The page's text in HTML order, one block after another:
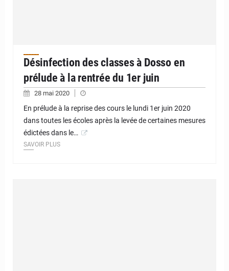
Désinfection des classes à Dosso en
prélude à la rentrée du 1er juin
28 mai 2020
En prélude à la reprise des cours le lundi 1er juin 2020
dans toutes les écoles après la levée de certaines mesures
édictées dans le…
SAVOIR PLUS